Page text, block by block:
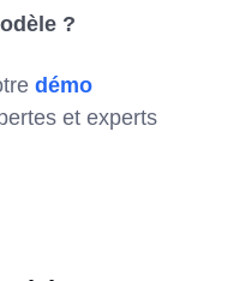
?
démo
et experts